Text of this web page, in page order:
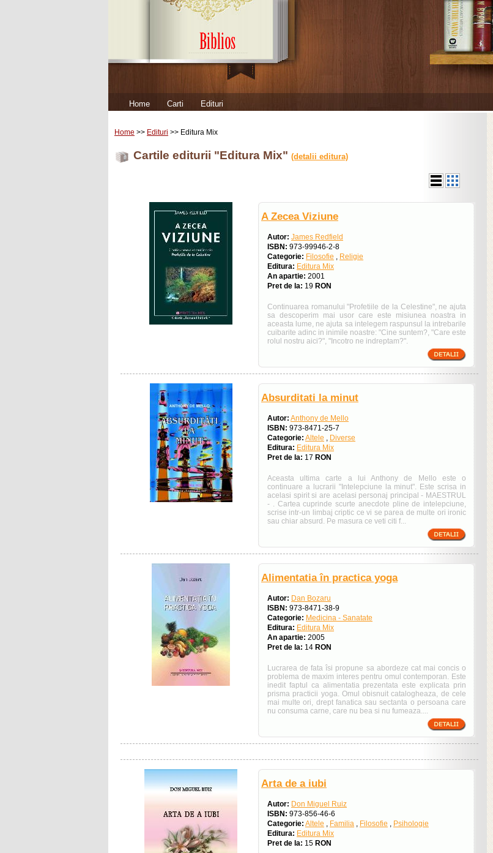
Home Carti Edituri
Home >> Edituri >> Editura Mix
Cartile editurii "Editura Mix" (detalii editura)
A Zecea Viziune
Autor: James Redfield
ISBN: 973-99946-2-8
Categorie: Filosofie , Religie
Editura: Editura Mix
An apartie: 2001
Pret de la: 19 RON
Continuarea romanului "Profetiile de la Celestine", ne ajuta
sa descoperim mai usor care este misiunea noastra in
aceasta lume, ne ajuta sa intelegem raspunsul la intrebarile
cuibarite adinc in inimile noastre: "Cine suntem?, "Care este
rolul nostru aici?", "Incotro ne indreptam?".
Absurditati la minut
Autor: Anthony de Mello
ISBN: 973-8471-25-7
Categorie: Altele , Diverse
Editura: Editura Mix
Pret de la: 17 RON
Aceasta ultima carte a lui Anthony de Mello este o
continuare a lucrarii "Intelepciune la minut". Este scrisa in
acelasi spirit si are acelasi personaj principal - MAESTRUL
- . Cartea cuprinde scurte anecdote pline de intelepciune,
scrise intr-un limbaj criptic ce vi se parea de multe ori ironic
sau chiar absurd. Pe masura ce veti citi f...
Alimentatia în practica yoga
Autor: Dan Bozaru
ISBN: 973-8471-38-9
Categorie: Medicina - Sanatate
Editura: Editura Mix
An apartie: 2005
Pret de la: 14 RON
Lucrarea de fata îsi propune sa abordeze cat mai concis o
problema de maxim interes pentru omul contemporan. Este
inedit faptul ca alimentatia prezentata este explicata prin
prisma practicii yoga. Omul obisnuit catalogheaza, de cele
mai multe ori, drept fanatica sau sectanta o persoana care
nu consuma carne, care nu bea si nu fumeaza....
Arta de a iubi
Autor: Don Miguel Ruiz
ISBN: 973-856-46-6
Categorie: Altele , Familia , Filosofie , Psihologie
Editura: Editura Mix
Pret de la: 15 RON